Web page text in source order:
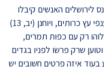
שישו נכנס לירושלים האנשים קיבלו
אותו על ידי פרישׂת בגדיהם לפניו וענפי עץ כרותים, ויוחנן (יב, 13)
רק עם כפות תמרים,
שרק פרשׂו לפניו בגדים
יודע בעוד איזה פרטים חשובים יש